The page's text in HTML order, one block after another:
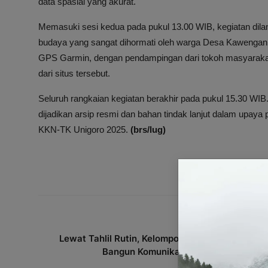
Memasuki sesi kedua pada pukul 13.00 WIB, kegiatan
budaya yang sangat dihormati oleh warga Desa
GPS Garmin, dengan pendampingan dari tokoh
dari situs tersebut.
Seluruh rangkaian kegiatan berakhir pada pukul 15.30
dijadikan arsip resmi dan bahan tindak lanjut dalam
KKN-TK Unigoro 2025. (brs/lug)
Lewat Tahlil Rutin, Kelompok 22 KKN-TK Unigoro
Bangun Komunikasi dan Dukung Pele...